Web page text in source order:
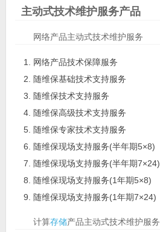
主动式技术维护服务产品
网络产品主动式技术维护服务
网络产品技术保障服务
随维保基础技术支持服务
随维保技术支持服务
随维保高级技术支持服务
随维保专家技术支持服务
随维保现场支持服务(半年期5×8)
随维保现场支持服务(半年期7×24)
随维保现场支持服务(1年期5×8)
随维保现场支持服务(1年期7×24)
计算存储产品主动式技术维护服务